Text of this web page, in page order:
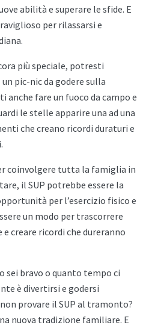
abilità e superare le sfide. E
per rilassarsi e
più speciale, potresti
pic-nic da godere sulla
anche fare un fuoco da campo e
le stelle apparire una ad una
che creano ricordi duraturi e
coinvolgere tutta la famiglia in
il SUP potrebbe essere la
per l’esercizio fisico e
un modo per trascorrere
creare ricordi che dureranno
sei bravo o quanto tempo ci
è divertirsi e godersi
provare il SUP al tramonto?
nuova tradizione familiare. E